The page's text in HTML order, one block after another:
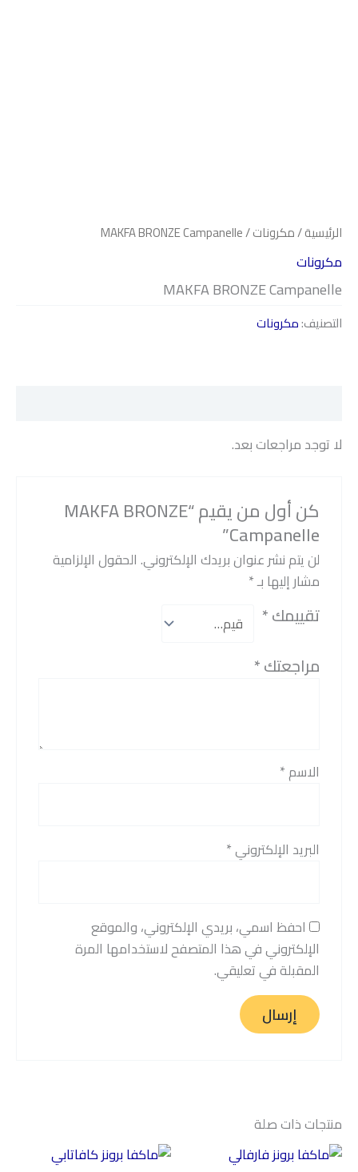
الرئيسية/مكرونات/ MAKFA BRONZE Campanelle
مكرونات
MAKFA BRONZE Campanelle
التصنيف:مكرونات
لا توجد مراجعات بعد.
كن أول من يقيم “MAKFA BRONZE
Campanelle”
لن يتم نشر عنوان بريدك الإلكتروني. الحقول الإلزامية
مشار إليها بـ*
تقييمك*
مراجعتك*
الاسم*
البريد الإلكتروني*
احفظ اسمي، بريدي الإلكتروني، والموقع
الإلكتروني في هذا المتصفح لاستخدامها المرة
المقبلة في تعليقي.
منتجات ذات صلة